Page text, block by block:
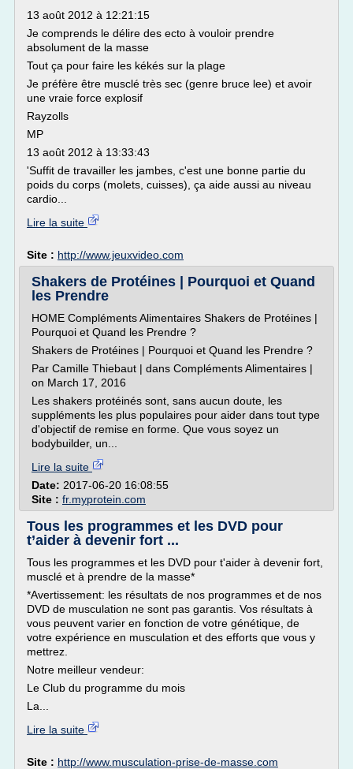
13 août 2012 à 12:21:15
Je comprends le délire des ecto à vouloir prendre
absolument de la masse
Tout ça pour faire les kékés sur la plage
Je préfère être musclé très sec (genre bruce lee) et avoir
une vraie force explosif
Rayzolls
MP
13 août 2012 à 13:33:43
'Suffit de travailler les jambes, c'est une bonne partie du
poids du corps (molets, cuisses), ça aide aussi au niveau
cardio...
Lire la suite
Site : http://www.jeuxvideo.com
Shakers de Protéines | Pourquoi et Quand
les Prendre
HOME Compléments Alimentaires Shakers de Protéines |
Pourquoi et Quand les Prendre ?
Shakers de Protéines | Pourquoi et Quand les Prendre ?
Par Camille Thiebaut | dans Compléments Alimentaires |
on March 17, 2016
Les shakers protéinés sont, sans aucun doute, les
suppléments les plus populaires pour aider dans tout type
d'objectif de remise en forme. Que vous soyez un
bodybuilder, un...
Lire la suite
Date: 2017-06-20 16:08:55
Site : fr.myprotein.com
Tous les programmes et les DVD pour
t’aider à devenir fort ...
Tous les programmes et les DVD pour t'aider à devenir fort,
musclé et à prendre de la masse*
*Avertissement: les résultats de nos programmes et de nos
DVD de musculation ne sont pas garantis. Vos résultats à
vous peuvent varier en fonction de votre génétique, de
votre expérience en musculation et des efforts que vous y
mettrez.
Notre meilleur vendeur:
Le Club du programme du mois
La...
Lire la suite
Site : http://www.musculation-prise-de-masse.com